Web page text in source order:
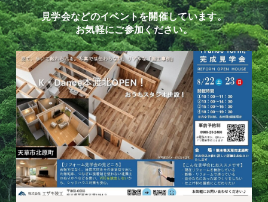
見学会などのイベントを開催しています。
お気軽にご参加ください。